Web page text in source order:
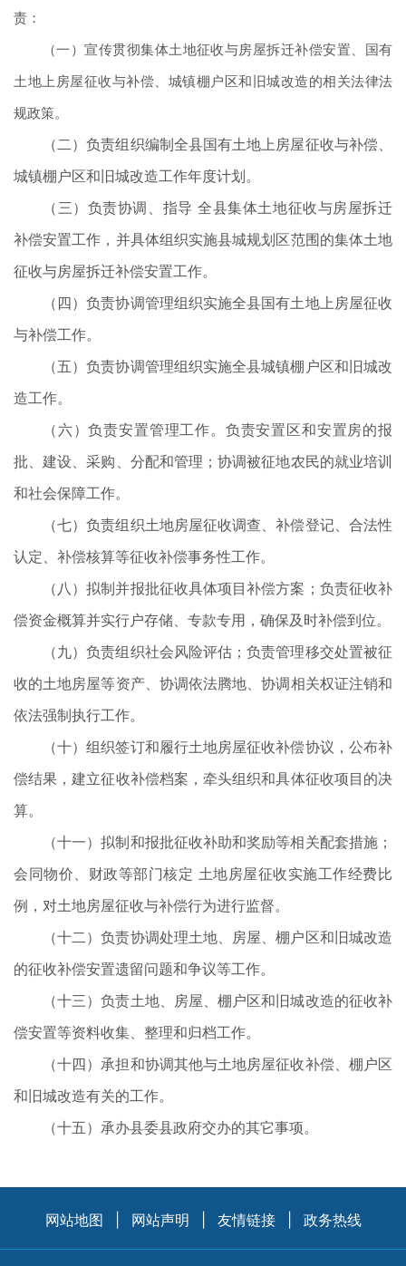
责：
（一）宣传贯彻集体土地征收与房屋拆迁补偿安置、国有
土地上房屋征收与补偿、城镇棚户区和旧城改造的相关法律法
规政策。
（二）负责组织编制全县国有土地上房屋征收与补偿、
城镇棚户区和旧城改造工作年度计划。
（三）负责协调、指导 全县集体土地征收与房屋拆迁
补偿安置工作，并具体组织实施县城规划区范围的集体土地
征收与房屋拆迁补偿安置工作。
（四）负责协调管理组织实施全县国有土地上房屋征收
与补偿工作。
（五）负责协调管理组织实施全县城镇棚户区和旧城改
造工作。
（六）负责安置管理工作。负责安置区和安置房的报
批、建设、采购、分配和管理；协调被征地农民的就业培训
和社会保障工作。
（七）负责组织土地房屋征收调查、补偿登记、合法性
认定、补偿核算等征收补偿事务性工作。
（八）拟制并报批征收具体项目补偿方案；负责征收补
偿资金概算并实行户存储、专款专用，确保及时补偿到位。
（九）负责组织社会风险评估；负责管理移交处置被征
收的土地房屋等资产、协调依法腾地、协调相关权证注销和
依法强制执行工作。
（十）组织签订和履行土地房屋征收补偿协议，公布补
偿结果，建立征收补偿档案，牵头组织和具体征收项目的决
算。
（十一）拟制和报批征收补助和奖励等相关配套措施；
会同物价、财政等部门核定 土地房屋征收实施工作经费比
例，对土地房屋征收与补偿行为进行监督。
（十二）负责协调处理土地、房屋、棚户区和旧城改造
的征收补偿安置遗留问题和争议等工作。
（十三）负责土地、房屋、棚户区和旧城改造的征收补
偿安置等资料收集、整理和归档工作。
（十四）承担和协调其他与土地房屋征收补偿、棚户区
和旧城改造有关的工作。
（十五）承办县委县政府交办的其它事项。
网站地图 网站声明 友情链接 政务热线